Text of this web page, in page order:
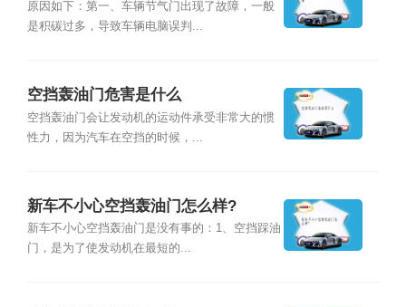
原因如下：第一、车辆节气门出现了故障，一般
是积碳过多，导致车辆电脑误判...
空挡轰油门危害是什么
空挡轰油门会让发动机的运动件承受非常大的惯
性力，因为汽车在空挡的时候，...
新车不小心空挡轰油门怎么样?
新车不小心空挡轰油门是没有事的：1、空挡踩油
门，是为了使发动机在最短的...